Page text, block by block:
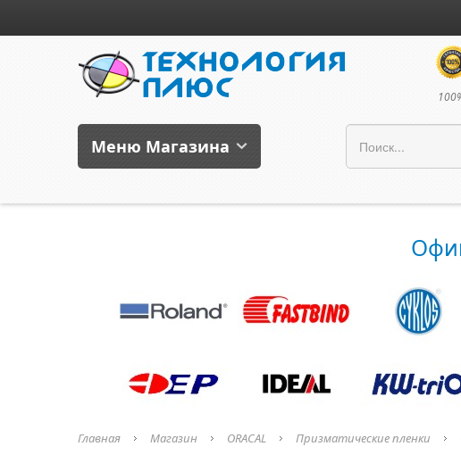
Меню Магазина
Главная Магазин ORACAL Призматические пленки